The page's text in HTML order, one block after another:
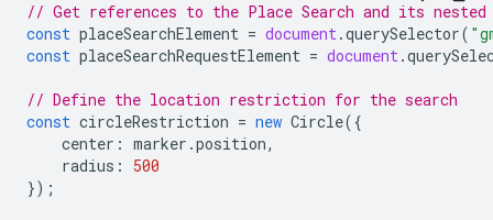
// Get references to the Place Search and its nested
const placeSearchElement = document.querySelector(
const placeSearchRequestElement = document.
// Define the location restriction for the search
const circleRestriction = new Circle({
center : marker .position,
radius :
500
});